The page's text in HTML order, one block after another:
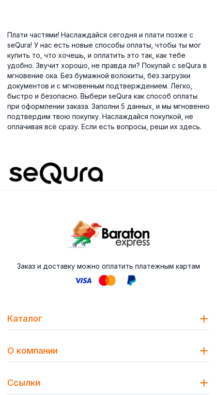
Плати частями! Наслаждайся сегодня и плати позже с
seQura! У нас есть новые способы оплаты, чтобы ты мог
купить то, что хочешь, и оплатить это так, как тебе
удобно. Звучит хорошо, не правда ли? Покупай с seQura в
мгновение ока. Без бумажной волокиты, без загрузки
документов и с мгновенным подтверждением. Легко,
быстро и безопасно. Выбери seQura как способ оплаты
при оформлении заказа. Заполни 5 данных, и мы мгновенно
подтвердим твою покупку. Наслаждайся покупкой, не
оплачивая всё сразу. Если есть вопросы, реши их здесь.
Заказ и доставку можно оплатить платежным картам
Каталог
О компании
Ссылки